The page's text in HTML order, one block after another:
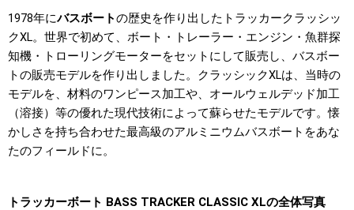
ー
1978年にバスボートの歴史を作り出したトラッカークラッシッ
クXL。世界で初めて、 ボート・トレーラー・エンジン・魚群探
知機・トローリングモーターをセットにして販売し、バスボー
トの販売モデルを作り出しました。クラッシックXLは、当時の
モデルを、材料のワンピース加工や、オールウェルデッド加工
（溶接）等の優れた現代技術によって蘇らせたモデルです。懐
かしさを持ち合わせた最高級のアルミニウムバスボートをあな
たのフィールドに。
トラッカーボート BASS TRACKER CLASSIC XLの全体写真